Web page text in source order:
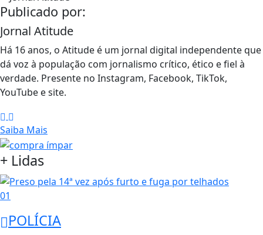
Publicado por:
Jornal Atitude
Há 16 anos, o Atitude é um jornal digital independente que
dá voz à população com jornalismo crítico, ético e fiel à
verdade. Presente no Instagram, Facebook, TikTok,
YouTube e site.
Saiba Mais
+ Lidas
01
POLÍCIA